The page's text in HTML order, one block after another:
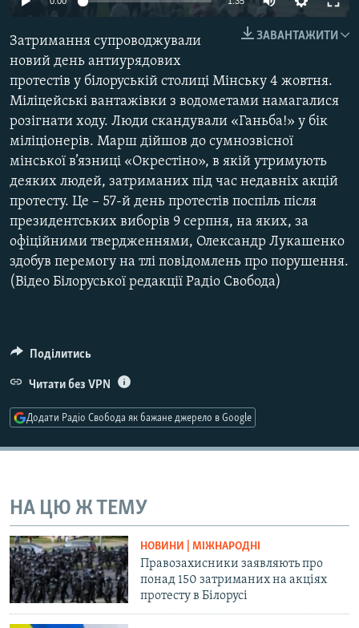
МУЛЬТИМЕДІА
ФОТО
СПЕЦПРОЄКТИ
ПОДКАСТИ
КРИМ РЕАЛІЇ
РУС
УКР
КТАТ
ДОЛУЧАЙСЯ!
Усі сайти RFE/RL
Auto 360p
720p
480p
1080p
ЗАВАНТАЖИТИ
Затримання супроводжували
новий день антиурядових
протестів у білоруській столиці Мінську 4 жовтня.
Міліцейські вантажівки з водометами намагалися
розігнати ходу. Люди скандували «Ганьба!» у бік
міліціонерів. Марш дійшов до сумнозвісної
мінської в’язниці «Окрестіно», в якій утримують
деяких людей, затриманих під час недавніх акцій
протесту. Це – 57-й день протестів поспіль після
президентських виборів 9 серпня, на яких, за
офіційними твердженнями, Олександр Лукашенко
здобув перемогу на тлі повідомлень про порушення.
(Відео Білоруської редакції Радіо Свобода)
Поділитись
Читати без VPN
Додати Радіо Свобода як бажане джерело в Google
НА ЦЮ Ж ТЕМУ
НОВИНИ | МІЖНАРОДНІ
Правозахисники заявляють про
понад 150 затриманих на акціях
протесту в Білорусі